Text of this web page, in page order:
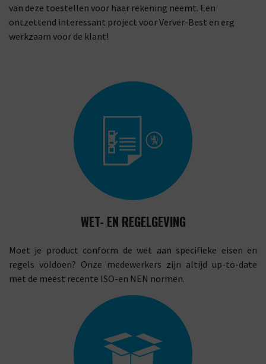
van deze toestellen voor haar rekening neemt. Een
ontzettend interessant project voor Verver-Best en erg
werkzaam voor de klant!
WET- EN REGELGEVING
Moet je product conform de wet aan specifieke eisen en
regels voldoen? Onze medewerkers zijn altijd up-to-date
met de meest recente ISO-en NEN normen.